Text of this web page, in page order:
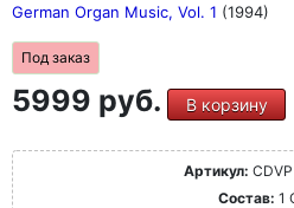
German Organ Music, Vol. 1 (1994)
Под заказ
5999 руб. В корзину
Артикул:
Состав: 1